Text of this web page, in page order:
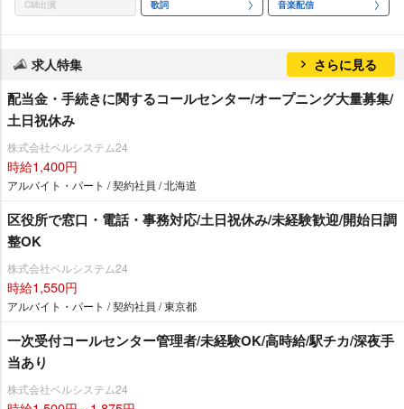
CM出演 歌詞 音楽配信
求人特集 さらに見る
配当金・手続きに関するコールセンター/オープニング大量募集/
土日祝休み
株式会社ベルシステム24
時給1,400円
アルバイト・パート / 契約社員 / 北海道
区役所で窓口・電話・事務対応/土日祝休み/未経験歓迎/開始日調
整OK
株式会社ベルシステム24
時給1,550円
アルバイト・パート / 契約社員 / 東京都
一次受付コールセンター管理者/未経験OK/高時給/駅チカ/深夜手
当あり
株式会社ベルシステム24